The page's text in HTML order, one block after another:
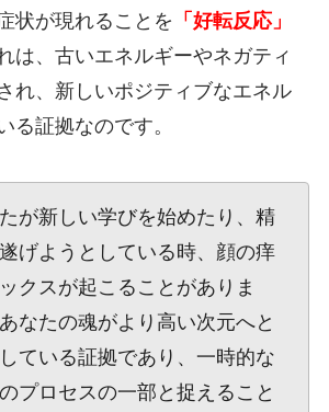
状が現れることを 「好転反応」
は、古いエネルギーやネガティ
れ、新しいポジティブなエネル
る証拠なのです。
が新しい学びを始めたり、精
げようとしている時、顔の痒
クスが起こることがありま
なたの魂がより高い次元へと
ている証拠であり、一時的な
プロセスの一部と捉えること